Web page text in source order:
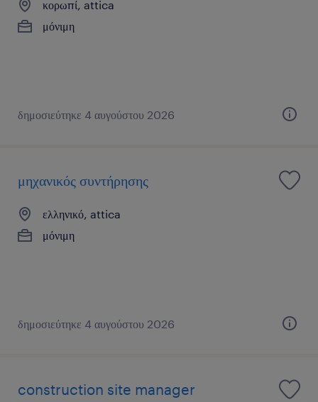
κορωπί, attica
μόνιμη
δημοσιεύτηκε 4 αυγούστου 2026
μηχανικός συντήρησης
ελληνικό, attica
μόνιμη
δημοσιεύτηκε 4 αυγούστου 2026
construction site manager